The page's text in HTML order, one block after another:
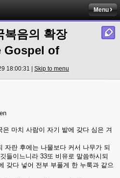
Menu
복음의 확장
Gospel of
18:00:31 | Skip to menu
은 마치 사람이 자기 밭에 갖다 심은 겨
자란 후에는 나물보다 커서 나무가 되
깃들이느니라 33또 비유로 말씀하시되
갖다 넣어 전부 부풀게 한 누룩과 같으